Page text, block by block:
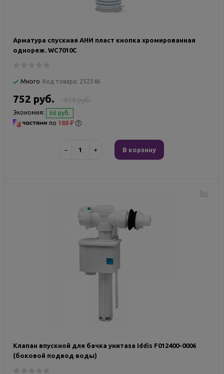
Арматура спускная АНИ пласт кнопка хромированная
однореж. WC7010C
Много Код товара: 252346
818 руб.
752 руб.
Экономия: 66 руб.
по 188 ₽
− + В корзину
Клапан впускной для бачка унитаза Iddis F012400-0006
(боковой подвод воды)